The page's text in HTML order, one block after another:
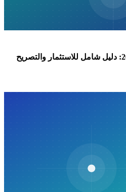
ضرائب التونسيين بالخارج 2026: دليل شامل للاستثمار والتصريح